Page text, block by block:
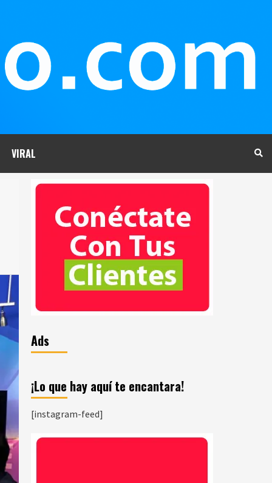
VIRAL
Ads
¡Lo que hay aquí te encantara!
[instagram-feed]